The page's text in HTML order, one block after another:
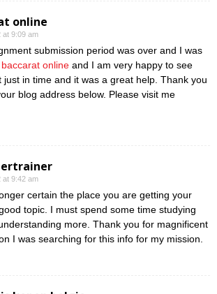
online
at 9:09 am
submission period was over and I was
baccarat online and I am very happy to see
just in time and it was a great help. Thank you
blog address below. Please visit me
at 9:42 am
certain the place you are getting your
topic. I must spend some time studying
more. Thank you for magnificent
I was searching for this info for my mission.